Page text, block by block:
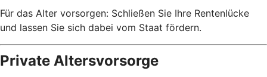
Für das Alter vorsorgen: Schließen Sie Ihre Rentenlücke
und lassen Sie sich dabei vom Staat fördern.
Private Altersvorsorge